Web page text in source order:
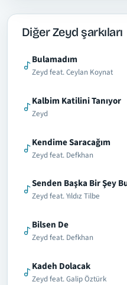
Diğer Zeyd şarkıları
Bulamadım
Zeyd feat. Ceylan Koynat
Kalbim Katilini Tanıyor
Zeyd
Kendime Saracağım
Zeyd feat. Defkhan
Senden Başka Bir Şey
Zeyd feat. Yıldız Tilbe
Bilsen De
Zeyd feat. Defkhan
Kadeh Dolacak
Zeyd feat. Galip Öztürk